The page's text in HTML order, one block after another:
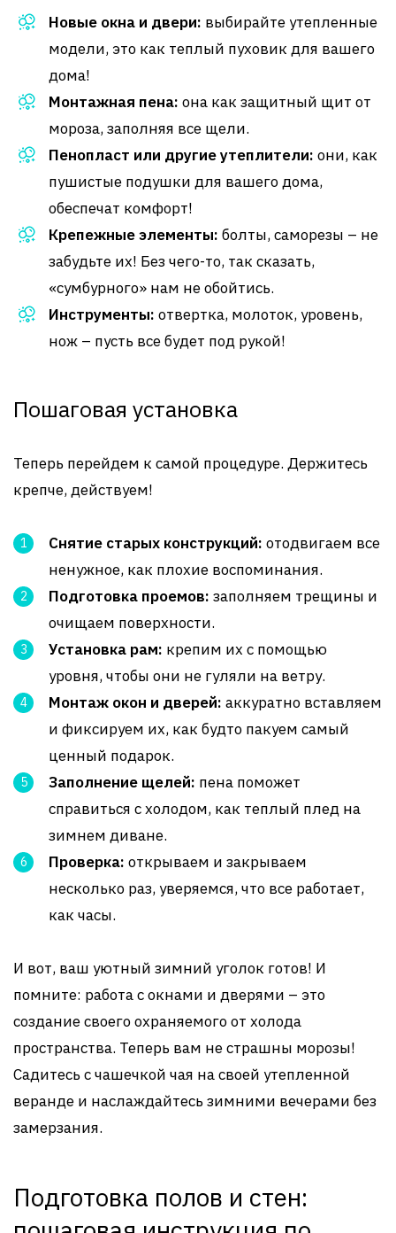
Новые окна и двери: выбирайте утепленные
модели, это как теплый пуховик для вашего
дома!
Монтажная пена: она как защитный щит от
мороза, заполняя все щели.
Пенопласт или другие утеплители: они, как
пушистые подушки для вашего дома,
обеспечат комфорт!
Крепежные элементы: болты, саморезы – не
забудьте их! Без чего-то, так сказать,
«сумбурного» нам не обойтись.
Инструменты: отвертка, молоток, уровень,
нож – пусть все будет под рукой!
Пошаговая установка
Теперь перейдем к самой процедуре. Держитесь
крепче, действуем!
Снятие старых конструкций: отодвигаем все
ненужное, как плохие воспоминания.
Подготовка проемов: заполняем трещины и
очищаем поверхности.
Установка рам: крепим их с помощью
уровня, чтобы они не гуляли на ветру.
Монтаж окон и дверей: аккуратно вставляем
и фиксируем их, как будто пакуем самый
ценный подарок.
Заполнение щелей: пена поможет
справиться с холодом, как теплый плед на
зимнем диване.
Проверка: открываем и закрываем
несколько раз, уверяемся, что все работает,
как часы.
И вот, ваш уютный зимний уголок готов! И
помните: работа с окнами и дверями – это
создание своего охраняемого от холода
пространства. Теперь вам не страшны морозы!
Садитесь с чашечкой чая на своей утепленной
веранде и наслаждайтесь зимними вечерами без
замерзания.
Подготовка полов и стен: